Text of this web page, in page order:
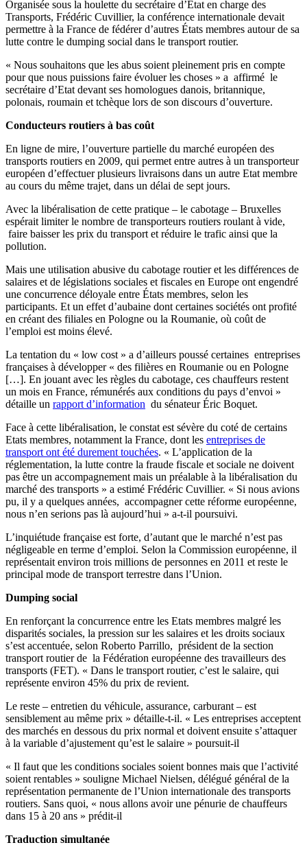
Organisée sous la houlette du secrétaire d’État en charge des
Transports, Frédéric Cuvillier, la conférence internationale devait
permettre à la France de fédérer d’autres États membres autour de sa
lutte contre le dumping social dans le transport routier.
« Nous souhaitons que les abus soient pleinement pris en compte
pour que nous puissions faire évoluer les choses » a affirmé le
secrétaire d’Etat devant ses homologues danois, britannique,
polonais, roumain et tchèque lors de son discours d’ouverture.
Conducteurs routiers à bas coût
En ligne de mire, l’ouverture partielle du marché européen des
transports routiers en 2009, qui permet entre autres à un transporteur
européen d’effectuer plusieurs livraisons dans un autre Etat membre
au cours du même trajet, dans un délai de sept jours.
Avec la libéralisation de cette pratique – le cabotage – Bruxelles
espérait limiter le nombre de transporteurs routiers roulant à vide,
faire baisser les prix du transport et réduire le trafic ainsi que la
pollution.
Mais une utilisation abusive du cabotage routier et les différences de
salaires et de législations sociales et fiscales en Europe ont engendré
une concurrence déloyale entre États membres, selon les
participants. Et un effet d’aubaine dont certaines sociétés ont profité
en créant des filiales en Pologne ou la Roumanie, où coût de
l’emploi est moins élevé.
La tentation du « low cost » a d’ailleurs poussé certaines entreprises
françaises à développer « des filières en Roumanie ou en Pologne
[…]. En jouant avec les règles du cabotage, ces chauffeurs restent
un mois en France, rémunérés aux conditions du pays d’envoi »
détaille un rapport d’information du sénateur Éric Boquet.
Face à cette libéralisation, le constat est sévère du coté de certains
Etats membres, notamment la France, dont les entreprises de
transport ont été durement touchées. « L’application de la
réglementation, la lutte contre la fraude fiscale et sociale ne doivent
pas être un accompagnement mais un préalable à la libéralisation du
marché des transports » a estimé Frédéric Cuvillier. « Si nous avions
pu, il y a quelques années, accompagner cette réforme européenne,
nous n’en serions pas là aujourd’hui » a-t-il poursuivi.
L’inquiétude française est forte, d’autant que le marché n’est pas
négligeable en terme d’emploi. Selon la Commission européenne, il
représentait environ trois millions de personnes en 2011 et reste le
principal mode de transport terrestre dans l’Union.
Dumping social
En renforçant la concurrence entre les Etats membres malgré les
disparités sociales, la pression sur les salaires et les droits sociaux
s’est accentuée, selon Roberto Parrillo, président de la section
transport routier de la Fédération européenne des travailleurs des
transports (FET). « Dans le transport routier, c’est le salaire, qui
représente environ 45% du prix de revient.
Le reste – entretien du véhicule, assurance, carburant – est
sensiblement au même prix » détaille-t-il. « Les entreprises acceptent
des marchés en dessous du prix normal et doivent ensuite s’attaquer
à la variable d’ajustement qu’est le salaire » poursuit-il
« Il faut que les conditions sociales soient bonnes mais que l’activité
soient rentables » souligne Michael Nielsen, délégué général de la
représentation permanente de l’Union internationale des transports
routiers. Sans quoi, « nous allons avoir une pénurie de chauffeurs
dans 15 à 20 ans » prédit-il
Traduction simultanée